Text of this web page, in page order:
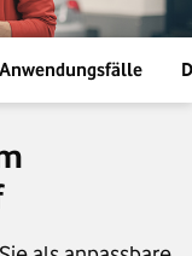
Anwendungsfälle